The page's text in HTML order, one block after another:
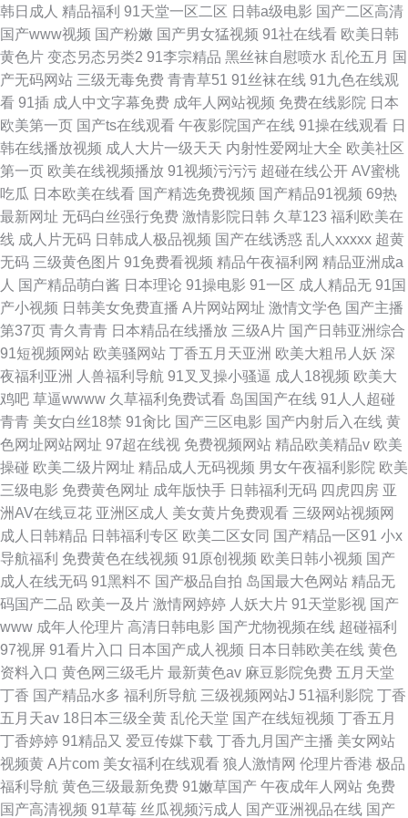
韩日成人 精品福利 91天堂一区二区 日韩a级电影 国产二区高清
国产www视频 国产粉嫩 国产男女猛视频 91社在线看 欧美日韩
黄色片 变态另态另类2 91李宗精品 黑丝袜自慰喷水 乱伦五月 国
产无码网站 三级无毒免费 青青草51 91丝袜在线 91九色在线观
看 91插 成人中文字幕免费 成年人网站视频 免费在线影院 日本
欧美第一页 国产ts在线观看 午夜影院国产在线 91操在线观看 日
韩在线播放视频 成人大片一级天天 内射性爱网址大全 欧美社区
第一页 欧美在线视频播放 91视频污污污 超碰在线公开 AV蜜桃
吃瓜 日本欧美在线看 国产精选免费视频 国产精品91视频 69热
最新网址 无码白丝强行免费 激情影院日韩 久草123 福利欧美在
线 成人片无码 日韩成人极品视频 国产在线诱惑 乱人xxxxx 超黄
无码 三级黄色图片 91免费看视频 精品午夜福利网 精品亚洲成a
人 国产精品萌白酱 日本理论 91操电影 91一区 成人精品无 91国
产小视频 日韩美女免费直播 A片网站网址 激情文学色 国产主播
第37页 青久青青 日本精品在线播放 三级A片 国产日韩亚洲综合
91短视频网站 欧美骚网站 丁香五月天亚洲 欧美大粗吊人妖 深
夜福利亚洲
人兽福利导航 91叉叉操小骚逼 成人18视频 欧美大
鸡吧 草逼wwww 久草福利免费试看 岛国国产在线 91人人超碰
青青 美女白丝18禁 91肏比 国产三区电影 国产内射后入在线 黄
色网址网站网址 97超在线视 免费视频网站 精品欧美精品v 欧美
操碰 欧美二级片网址 精品成人无码视频 男女午夜福利影院 欧美
三级电影 免费黄色网址 成年版快手 日韩福利无码 四虎四房 亚
洲AV在线豆花 亚洲区成人 美女黄片免费观看 三级网站视频网
成人日韩精品 日韩福利专区 欧美二区女同 国产精品一区91 小x
导航福利 免费黄色在线视频 91原创视频 欧美日韩小视频 国产
成人在线无码 91黑料不 国产极品自拍 岛国最大色网站 精品无
码国产二品 欧美一及片 激情网婷婷 人妖大片 91天堂影视 国产
www 成年人伦理片 高清日韩电影 国产尤物视频在线 超碰福利
97视屏 91看片入口 日本国产成人视频 日本日韩欧美在线 黄色
资料入口 黄色网三级毛片 最新黄色av 麻豆影院免费 五月天堂
丁香 国产精品水多 福利所导航 三级视频网站J 51福利影院 丁香
五月天av 18日本三级全黄 乱伦天堂 国产在线短视频 丁香五月
丁香婷婷 91精品又 爱豆传媒下载 丁香九月国产主播 美女网站
视频黄 A片com 美女福利在线观看 狼人激情网 伦理片香港 极品
福利导航 黄色三级最新免费 91嫩草国产 午夜成年人网站 免费
国产高清视频 91草莓 丝瓜视频污成人 国产亚洲视品在线 国产